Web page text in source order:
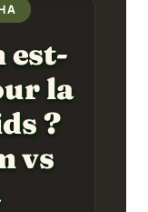
est-
la
?
vs